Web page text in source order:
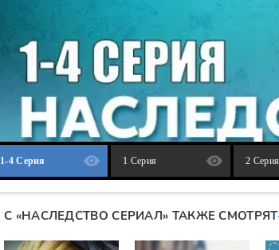
1-4 Серия 1 Серия 2 Серия
С «НАСЛЕДСТВО СЕРИАЛ» ТАКЖЕ СМОТРЯТ